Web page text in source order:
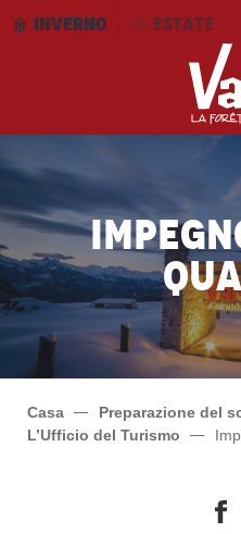
AllerINVERNO ESTATE
Casa
Preparazione del
L’Ufficio del Turismo